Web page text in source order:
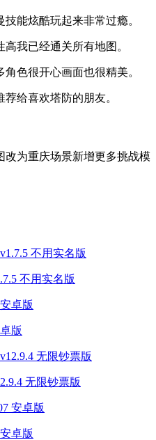
能炫酷玩起来非常过瘾。
我已经通关所有地图。
色很开心画面也很精美。
给喜欢塔防的朋友。
为重庆场景新增更多挑战模
不用实名版
版
无限钞票版
卓版